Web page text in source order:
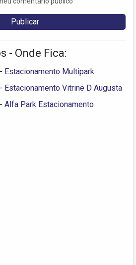
- Onde Fica:
- Estacionamento Multipark
- Estacionamento Vitrine D Augusta
- Alfa Park Estacionamento